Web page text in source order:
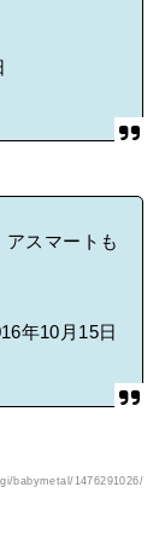
アスマートも
年10月15日
babymetal/1476291026/